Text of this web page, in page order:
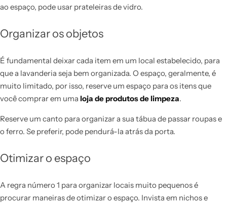
ao espaço, pode usar prateleiras de vidro.
Organizar os objetos
É fundamental deixar cada item em um local estabelecido, para
que a lavanderia seja bem organizada. O espaço, geralmente, é
muito limitado, por isso, reserve um espaço para os itens que
você comprar em uma loja de produtos de limpeza.
Reserve um canto para organizar a sua tábua de passar roupas e
o ferro. Se preferir, pode pendurá-la atrás da porta.
Otimizar o espaço
A regra número 1 para organizar locais muito pequenos é
procurar maneiras de otimizar o espaço. Invista em nichos e